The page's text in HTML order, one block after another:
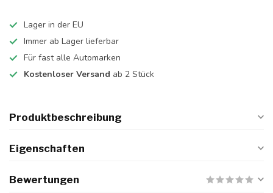
Lager in der EU
Immer ab Lager lieferbar
Für fast alle Automarken
Kostenloser Versand ab 2 Stück
Produktbeschreibung
Eigenschaften
Bewertungen